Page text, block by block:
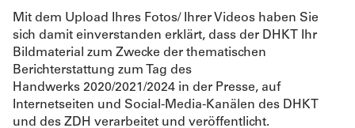
Mit dem Upload Ihres Fotos/ Ihrer Videos haben Sie
sich damit einverstanden erklärt, dass der DHKT Ihr
Bildmaterial zum Zwecke der thematischen
Berichterstattung zum Tag des
Handwerks 2020/2021/2024 in der Presse, auf
Internetseiten und Social-Media-Kanälen des DHKT
und des ZDH verarbeitet und veröffentlicht.